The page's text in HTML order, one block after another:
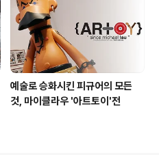
예술로 승화시킨 피규어의 모든
것, 마이클라우 '아트토이'전